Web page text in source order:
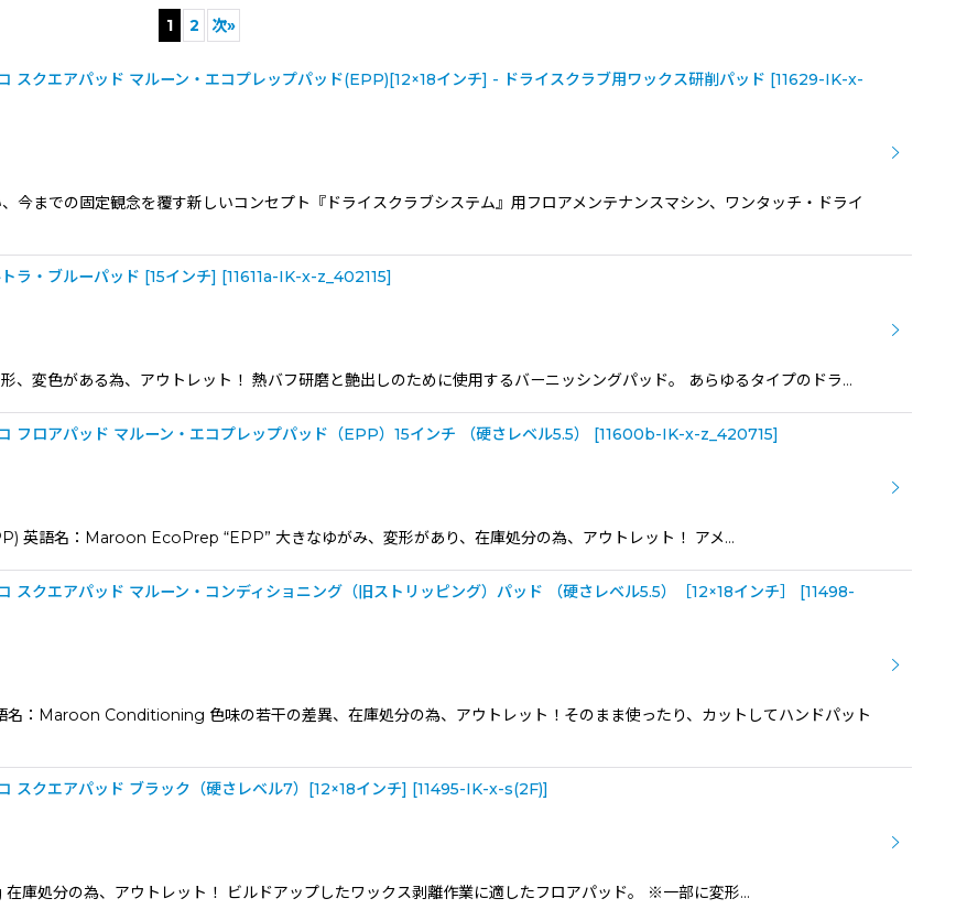
1 2 次»
クエアパッド マルーン・エコプレップパッド(EPP)[12×18インチ] - ドライスクラブ用ワックス研削パッド [11629-IK-x-
今までの固定観念を覆す新しいコンセプト『ドライスクラブシステム』用フロアメンテナンスマシン、ワンタッチ・ドライ
ラ・ブルーパッド [15インチ] [11611a-IK-x-z_402115]
変色がある為、アウトレット！ 熱バフ研磨と艶出しのために使用するバーニッシングパッド。 あらゆるタイプのドラ…
ロアパッド マルーン・エコプレップパッド（EPP）15インチ （硬さレベル5.5） [11600b-IK-x-z_420715]
英語名：Maroon EcoPrep “EPP” 大きなゆがみ、変形があり、在庫処分の為、アウトレット！ アメ…
クエアパッド マルーン・コンディショニング（旧ストリッピング）パッド （硬さレベル5.5）［12×18インチ］ [11498-
名：Maroon Conditioning 色味の若干の差異、在庫処分の為、アウトレット！そのまま使ったり、カットしてハンドパット
クエアパッド ブラック（硬さレベル7）[12×18インチ] [11495-IK-x-s(2F)]
庫処分の為、アウトレット！ ビルドアップしたワックス剥離作業に適したフロアパッド。 ※一部に変形…